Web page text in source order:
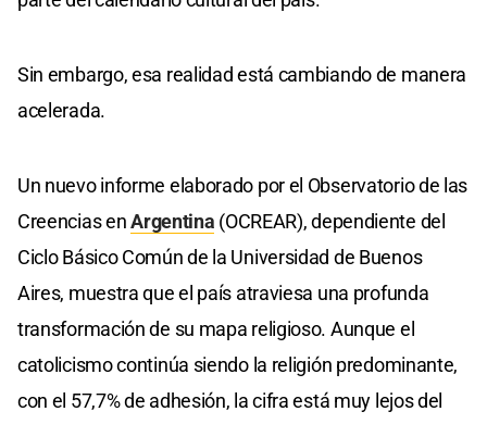
Sin embargo, esa realidad está cambiando de manera
acelerada.
Un nuevo informe elaborado por el Observatorio de las
Creencias enArgentina (OCREAR), dependiente del
Ciclo Básico Común de la Universidad de Buenos
Aires, muestra que el país atraviesa una profunda
transformación de su mapa religioso. Aunque el
catolicismo continúa siendo la religión predominante,
con el 57,7% de adhesión, la cifra está muy lejos del